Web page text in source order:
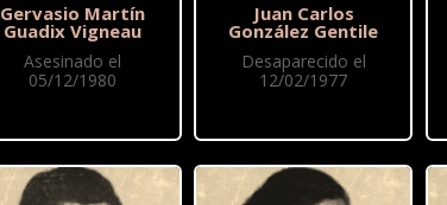
Gervasio Martín
Guadix Vigneau
Asesinado el
05/12/1980
Juan Carlos
González Gentile
Desaparecido el
12/02/1977